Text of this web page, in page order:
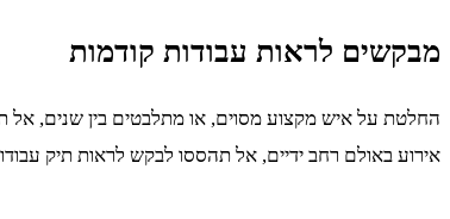
מבקשים לראות עבודות קודמות
החלטת על איש מקצוע מסוים, או מתלבטים בין שנים, אל
אירוע באולם רחב ידיים, אל תהססו לבקש לראות תיק